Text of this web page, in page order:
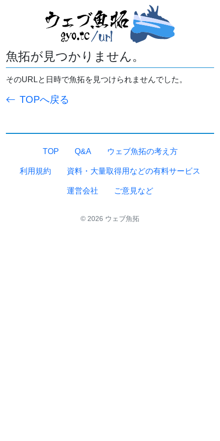
魚拓が見つかりません。
そのURLと日時で魚拓を見つけられませんでした。
TOPへ戻る
TOP Q&A ウェブ魚拓の考え方
利用規約 資料・大量取得用などの有料サービス
運営会社 ご意見など
© 2026 ウェブ魚拓